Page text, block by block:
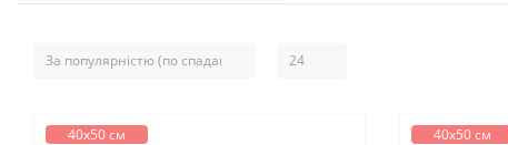
40х50 см 40х50 см